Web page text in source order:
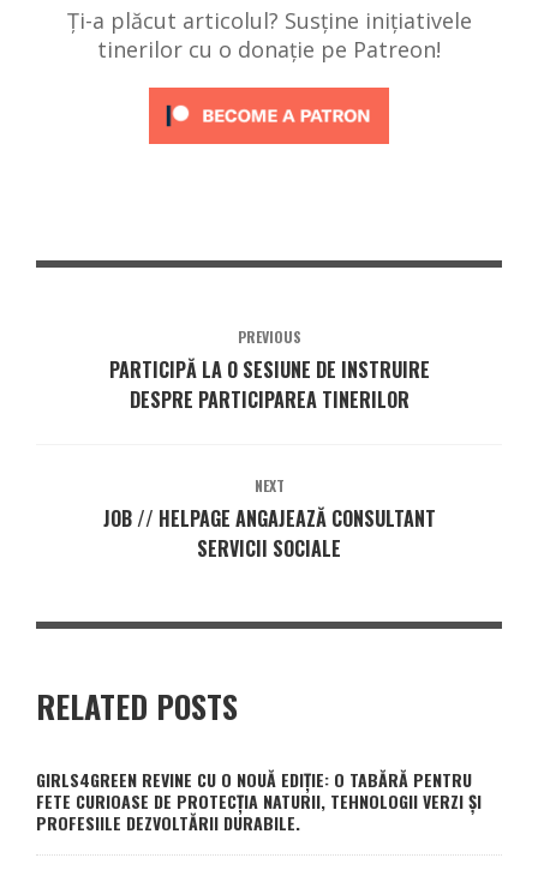
Ți-a plăcut articolul? Susține inițiativele
tinerilor cu o donație pe Patreon!
PREVIOUS
PARTICIPĂ LA O SESIUNE DE INSTRUIRE
DESPRE PARTICIPAREA TINERILOR
NEXT
JOB // HELPAGE ANGAJEAZĂ CONSULTANT
SERVICII SOCIALE
RELATED POSTS
GIRLS4GREEN REVINE CU O NOUĂ EDIȚIE: O TABĂRĂ PENTRU
FETE CURIOASE DE PROTECȚIA NATURII, TEHNOLOGII VERZI ȘI
PROFESIILE DEZVOLTĂRII DURABILE.